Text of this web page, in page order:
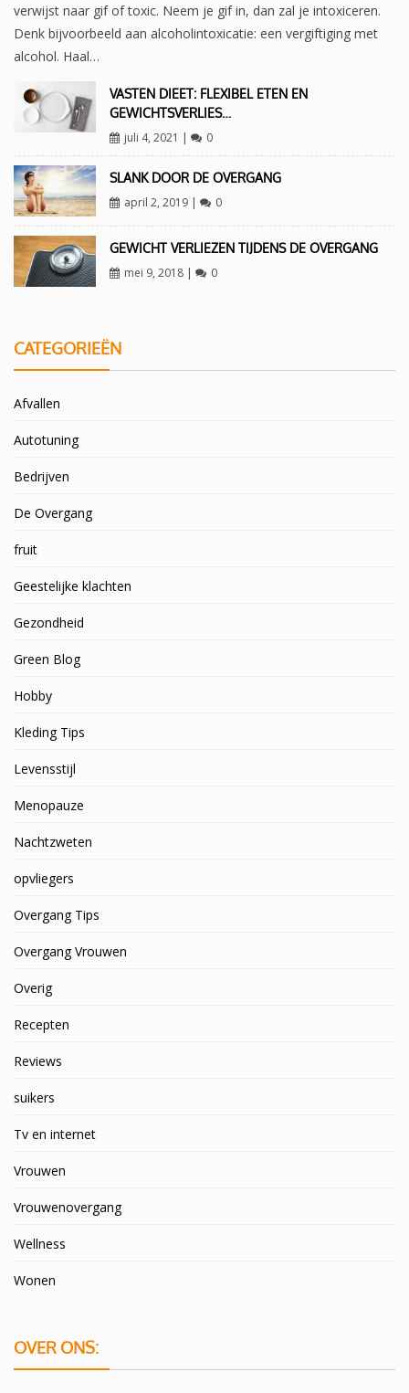
verwijst naar gif of toxic. Neem je gif in, dan zal je intoxiceren.
Denk bijvoorbeeld aan alcoholintoxicatie: een vergiftiging met
alcohol. Haal…
VASTEN DIEET: FLEXIBEL ETEN EN
GEWICHTSVERLIES…
juli 4, 2021 | 0
SLANK DOOR DE OVERGANG
april 2, 2019| 0
GEWICHT VERLIEZEN TIJDENS DE OVERGANG
mei 9, 2018| 0
CATEGORIEËN
Afvallen
Autotuning
Bedrijven
De Overgang
fruit
Geestelijke klachten
Gezondheid
Green Blog
Hobby
Kleding Tips
Levensstijl
Menopauze
Nachtzweten
opvliegers
Overgang Tips
Overgang Vrouwen
Overig
Recepten
Reviews
suikers
Tv en internet
Vrouwen
Vrouwenovergang
Wellness
Wonen
OVER ONS: